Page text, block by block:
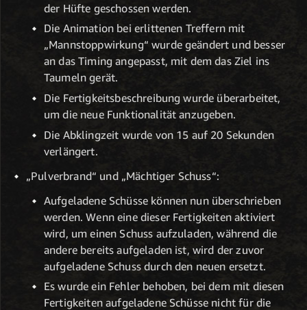
der Hüfte geschossen werden.
Die Animation bei erlittenen Treffern mit
„Mannstoppwirkung“ wurde geändert und besser
an das Timing angepasst, mit dem das Ziel ins
Taumeln gerät.
Die Fertigkeitsbeschreibung wurde überarbeitet,
um die neue Funktionalität anzugeben.
Die Abklingzeit wurde von 15 auf 20 Sekunden
verlängert.
„Pulverbrand“ und „Mächtiger Schuss“:
Aufgeladene Schüsse können nun überschrieben
werden. Wenn eine dieser Fertigkeiten aktiviert
wird, um einen Schuss aufzuladen, während die
andere bereits aufgeladen ist, wird der zuvor
aufgeladene Schuss durch den neuen ersetzt.
Es wurde ein Fehler behoben, bei dem mit diesen
Fertigkeiten aufgeladene Schüsse nicht für die